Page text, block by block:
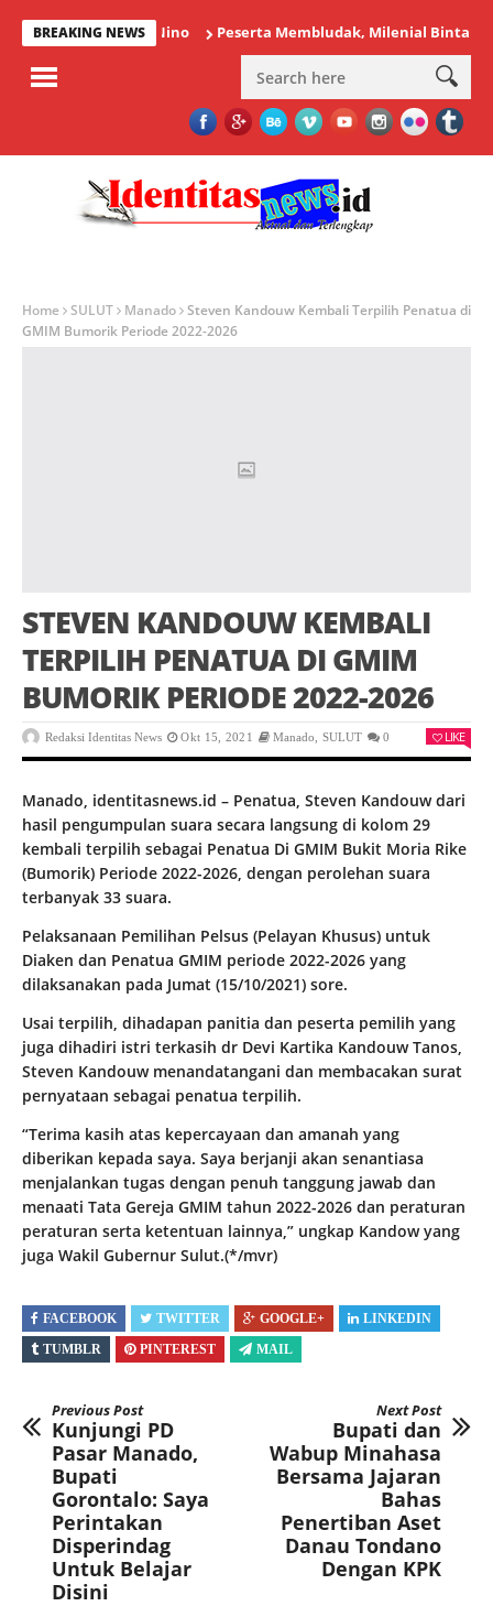
BREAKING NEWS Peserta Membludak, Milenial Bintauna
Home SULUT Manado Steven Kandouw Kembali Terpilih Penatua di
GMIM Bumorik Periode 2022-2026
STEVEN KANDOUW KEMBALI
TERPILIH PENATUA DI GMIM
BUMORIK PERIODE 2022-2026
Redaksi Identitas News Okt 15, 2021 Manado SULUT 0 LIKE
Manado, identitasnews.id – Penatua, Steven Kandouw dari
hasil pengumpulan suara secara langsung di kolom 29
kembali terpilih sebagai Penatua Di GMIM Bukit Moria Rike
(Bumorik) Periode 2022-2026, dengan perolehan suara
terbanyak 33 suara.
Pelaksanaan Pemilihan Pelsus (Pelayan Khusus) untuk
Diaken dan Penatua GMIM periode 2022-2026 yang
dilaksanakan pada Jumat (15/10/2021) sore.
Usai terpilih, dihadapan panitia dan peserta pemilih yang
juga dihadiri istri terkasih dr Devi Kartika Kandouw Tanos,
Steven Kandouw menandatangani dan membacakan surat
pernyataan sebagai penatua terpilih.
“Terima kasih atas kepercayaan dan amanah yang
diberikan kepada saya. Saya berjanji akan senantiasa
menjalankan tugas dengan penuh tanggung jawab dan
menaati Tata Gereja GMIM tahun 2022-2026 dan peraturan
peraturan serta ketentuan lainnya,” ungkap Kandow yang
juga Wakil Gubernur Sulut.(*/mvr)
FACEBOOK TWITTER GOOGLE+
LINKEDIN
TUMBLR
PINTEREST MAIL
Previous Post
Kunjungi PD
Pasar Manado,
Bupati
Gorontalo: Saya
Perintakan
Disperindag
Untuk Belajar
Disini
Next Post
Bupati dan
Wabup Minahasa
Bersama Jajaran
Bahas
Penertiban Aset
Danau Tondano
Dengan KPK